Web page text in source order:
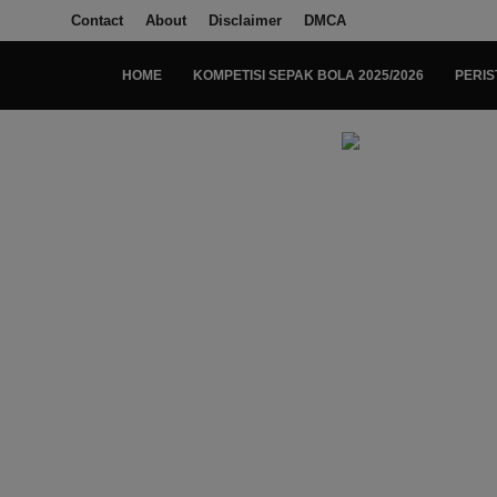
Contact About Disclaimer DMCA
HOME KOMPETISI SEPAK BOLA 2025/2026